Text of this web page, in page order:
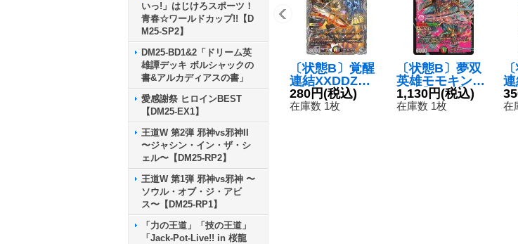
いっ!」はじけろスポーツ！
青春☆ワールドカップ!!【D
M25-SP2】
DM25-BD1&2「ドリーム英
雄譚デッキ ボルシャックの
書&アルカディアスの書」
愛感謝祭 ヒロインBEST
【DM25-EX1】
王道W 第2弾 邪神vs邪神II
〜ジャシン・イン・ザ・シ
ェル〜【DM25-RP2】
王道W 第1弾 邪神vs邪神 〜
ソウル・オブ・ジ・アビ
ス〜【DM25-RP1】
「力の王道」「技の王道」
「Jack-Pot-Live!! in 桜龍
〔状態B〕覚醒
連結XXDDZ【V
R】{26RP1TR9/
TR9}《多》
280円(税込)
在庫数 1枚
〔状態B〕夢双
英雄モモキング
DM【DMR】{24
EX2DM3/DM4}
1,130円(税込)
在庫数 1枚
連
R
在